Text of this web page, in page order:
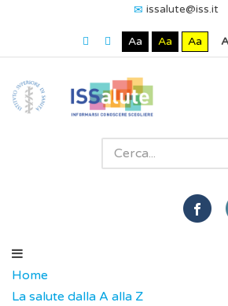
issalute@iss.it
Aa Aa Aa
Home
La salute dalla A alla Z